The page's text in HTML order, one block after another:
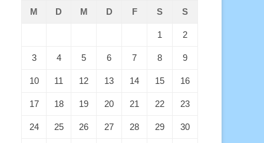
M D M D F S S
1 2
3 4 5 6 7 8 9
10 11 12 13 14 15 16
17 18 19 20 21 22 23
24 25 26 27 28 29 30